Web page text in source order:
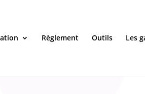
Règlement Outils Les